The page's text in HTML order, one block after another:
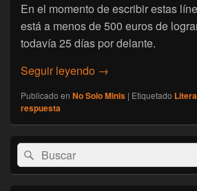
En el momento de escribir estas
está a menos de 500 euros de
todavía 25 días por delante.
Seguir leyendo [No Solo Minis]
→
Publicado en No Solo Minis | Etiquetado
respuesta
El
área
de
Buscar
por:
Buscar